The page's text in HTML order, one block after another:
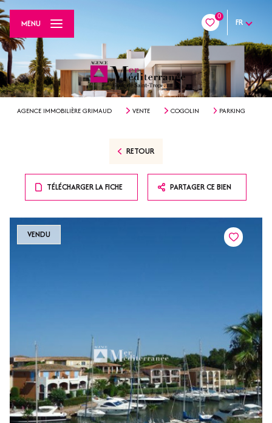
0
FR
MENU
AGENCE IMMOBILIÈRE GRIMAUD VENTE COGOLIN PARKING
RETOUR
TÉLÉCHARGER LA FICHE PARTAGER CE BIEN
VENDU